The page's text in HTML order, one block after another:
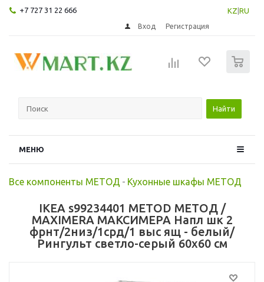
+7 727 31 22 666 KZ RU
Вход Регистрация
Найти
МЕНЮ
Все компоненты МЕТОД - Кухонные шкафы МЕТОД
IKEA s99234401 METOD МЕТОД /
MAXIMERA МАКСИМЕРА Напл шк 2
фрнт/2низ/1срд/1 выс ящ - белый/
Рингульт светло-серый 60x60 см